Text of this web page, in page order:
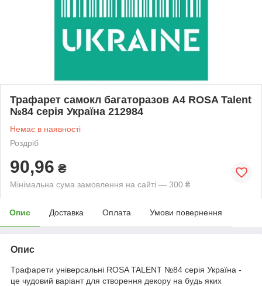
Трафарет самокл багаторазов А4 ROSA Talent
№84 серія Україна 212984
Немає в наявності
Роздріб
90,96 ₴
Мінімальна сума замовлення на сайті — 300 ₴
Опис Доставка Оплата Умови повернення
Опис
Трафарети універсальні ROSA TALENT №84 серія Україна -
це чудовий варіант для створення декору на будь яких